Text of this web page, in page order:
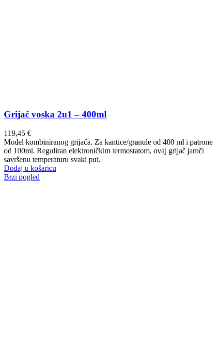
Grijač voska 2u1 – 400ml
119,45 €
Model kombiniranog grijača. Za kantice/granule od 400 ml i patrone
od 100ml. Reguliran elektroničkim termostatom, ovaj grijač jamči
savršenu temperaturu svaki put.
Dodaj u košaricu
Brzi pogled